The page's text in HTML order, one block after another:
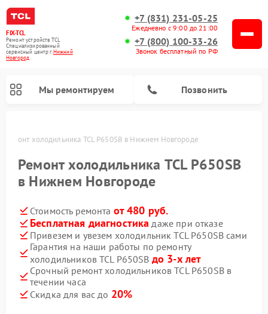
FIX-TCL
Ремонт устройств TCL
Специализированный
cервисный центр г.Нижний
Новгород
+7 (831) 231-05-25
Ежедневно с 9:00 до 21:00
+7 (800) 100-33-26
Звонок бесплатный по РФ
Мы ремонтируем Позвонить
Ремонт холодильника TCL P650SB в Нижнем Новгороде
Ремонт холодильника TCL P650SB
в Нижнем Новгороде
Стоимость ремонта от 480 руб.
Бесплатная диагностика даже при отказе
Привезем и увезем холодильник TCL P650SB сами
Гарантия на наши работы по ремонту
холодильников TCL P650SB до 3-х лет
Срочный ремонт холодильников TCL P650SB в
течении часа
Скидка для вас до 20%